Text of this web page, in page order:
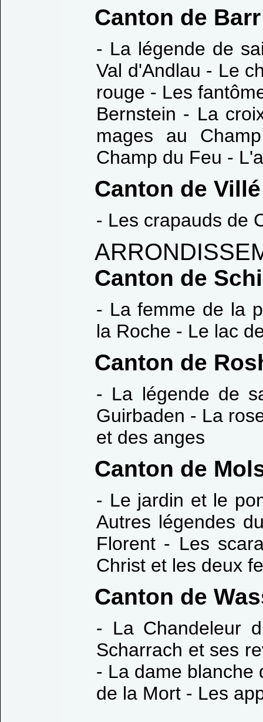
Canton de Barr
- La légende de
Val d'Andlau - Le
rouge - Les
Bernstein - La
mages au
Champ du Feu -
Canton de Villé
- Les crapauds de
Canton de
- La femme de la
la Roche - Le lac
Canton de
- La légende de
Guirbaden - La
et des anges
Canton de
- Le jardin et le
Autres légendes
Florent - Les
Christ et les deux
Canton de
- La Chandeleur
Scharrach et ses
- La dame blanche
de la Mort - Les